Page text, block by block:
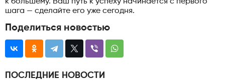
шага — сделайте его уже сегодня.
Поделиться новостью
ПОСЛЕДНИЕ НОВОСТИ